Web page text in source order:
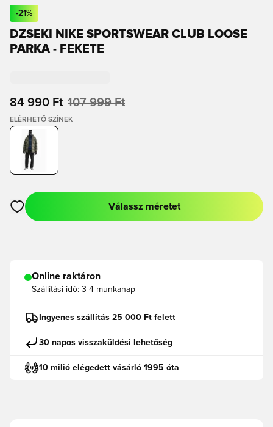
-21%
DZSEKI NIKE SPORTSWEAR CLUB LOOSE
PARKA - FEKETE
84 990 Ft 107 999 Ft
ELÉRHETŐ SZÍNEK
Megnyit egy modált a bejelentkezéshez vagy a tagként való
Válassz méretet
Online raktáron
Szállítási idő: 3-4 munkanap
Ingyenes szállítás 25 000 Ft felett
30 napos visszaküldési lehetőség
10 milió elégedett vásárló 1995 óta